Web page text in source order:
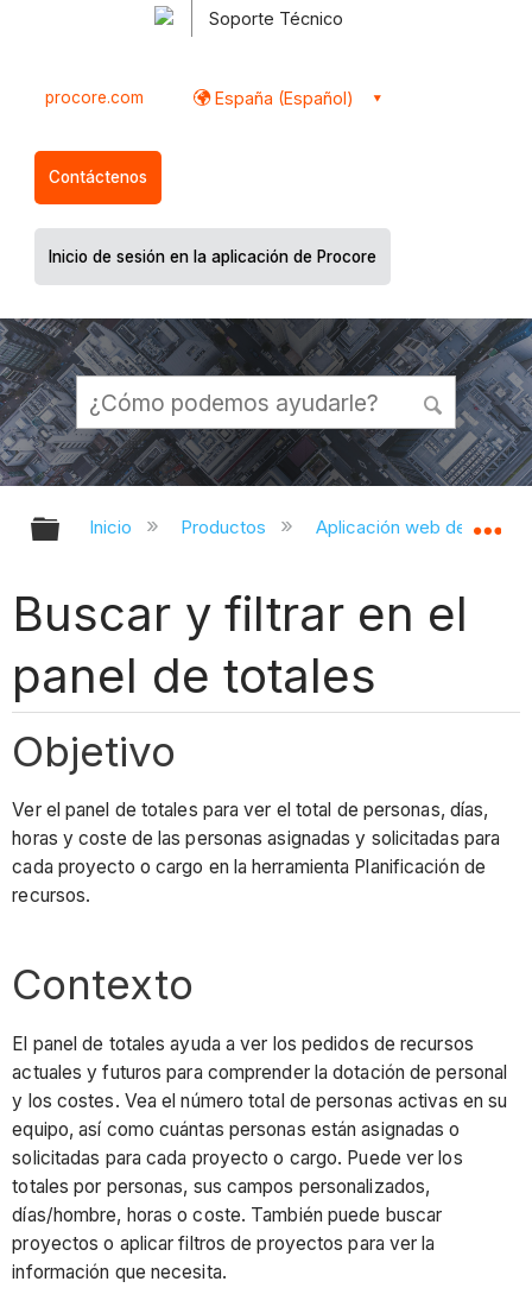
Soporte Técnico
procore.com España (Español)
Contáctenos
Inicio de sesión en la aplicación de Procore
Expandir/contraer jerarquía global
Inicio Productos Aplicación web de
Buscar y filtrar en el
panel de totales
Objetivo
Ver el panel de totales para ver el total de personas, días,
horas y coste de las personas asignadas y solicitadas para
cada proyecto o cargo en la herramienta Planificación de
recursos.
Contexto
El panel de totales ayuda a ver los pedidos de recursos
actuales y futuros para comprender la dotación de personal
y los costes. Vea el número total de personas activas en su
equipo, así como cuántas personas están asignadas o
solicitadas para cada proyecto o cargo. Puede ver los
totales por personas, sus campos personalizados,
días/hombre, horas o coste. También puede buscar
proyectos o aplicar filtros de proyectos para ver la
información que necesita.